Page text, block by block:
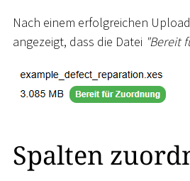
Nach einem erfolgreichen
angezeigt, dass die Datei "Bereit
Spalten